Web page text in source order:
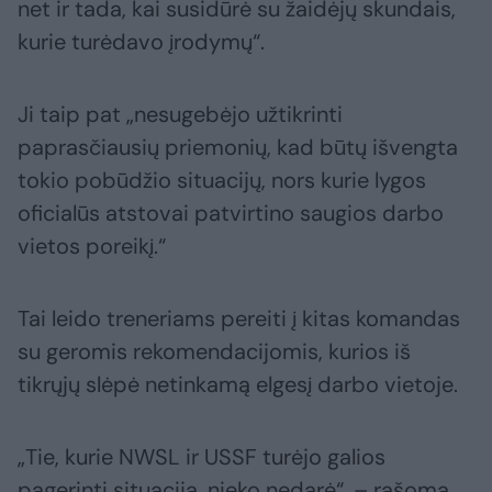
net ir tada, kai susidūrė su žaidėjų skundais,
kurie turėdavo įrodymų“.
Ji taip pat „nesugebėjo užtikrinti
paprasčiausių priemonių, kad būtų išvengta
tokio pobūdžio situacijų, nors kurie lygos
oficialūs atstovai patvirtino saugios darbo
vietos poreikį.“
Tai leido treneriams pereiti į kitas komandas
su geromis rekomendacijomis, kurios iš
tikrųjų slėpė netinkamą elgesį darbo vietoje.
„Tie, kurie NWSL ir USSF turėjo galios